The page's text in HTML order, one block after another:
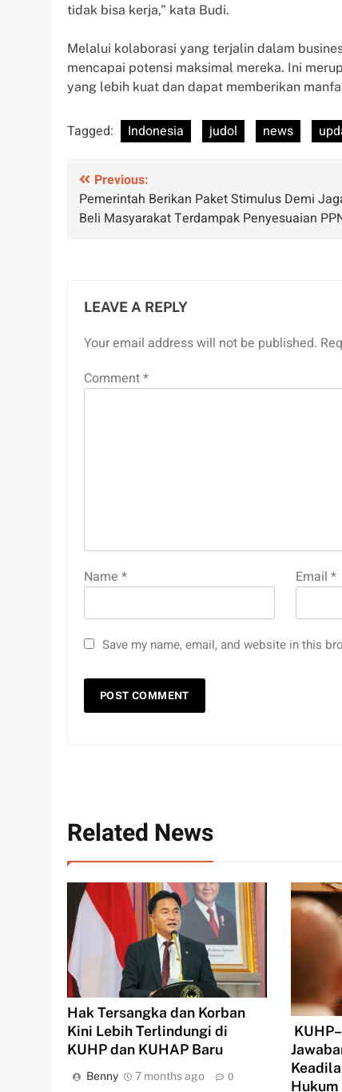
tidak bisa kerja,” kata Budi.
Melalui kolaborasi yang terjalin dalam
mencapai potensi maksimal mereka. Ini
yang lebih kuat dan dapat memberikan
Tagged: Indonesia judol news
Post
navigation
Previous:
Pemerintah Berikan Paket Stimulus Demi
Beli Masyarakat Terdampak Penyesuaian
LEAVE A REPLY
Your email address will not be published.
Comment*
Name * Email*
Save my name, email, and website in this
Related News
Hak Tersangka dan Korban
Kini Lebih Terlindungi di
KUHP dan KUHAP Baru
Benny 7 months ago 0
Hukum